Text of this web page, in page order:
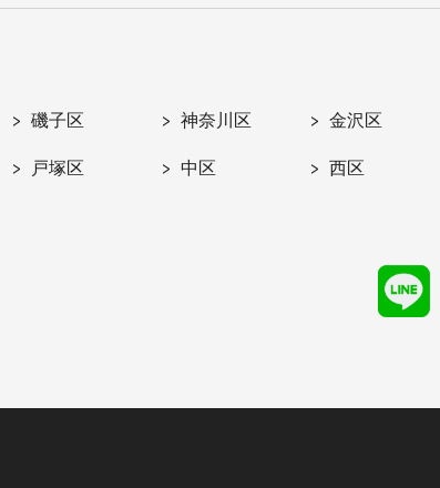
磯子区 神奈川区 金沢区
戸塚区 中区 西区